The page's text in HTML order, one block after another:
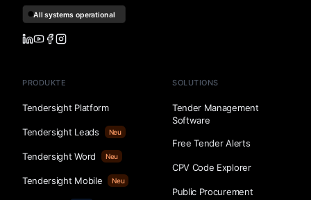
PRODUKTE
Tendersight Platform
Tendersight Leads Neu
Tendersight Word Neu
Tendersight Mobile Neu
SOLUTIONS
Tender Management
Software
Free Tender Alerts
CPV Code Explorer
Public Procurement